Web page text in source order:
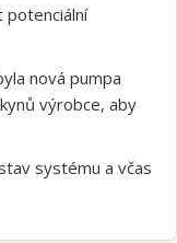
potenciální
nová pumpa
výrobce, aby
systému a včas